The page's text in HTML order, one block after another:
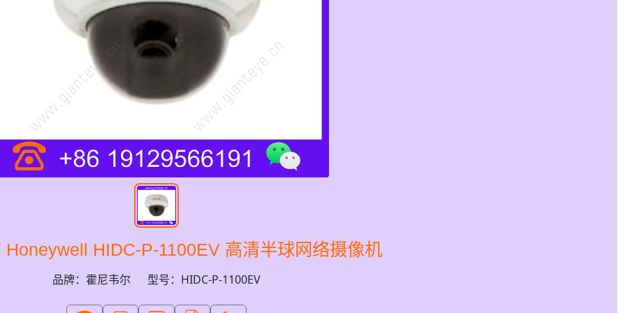
Honeywell HIDC-P-1100EV 高清半球网络摄像机
品牌：霍尼韦尔 型号：HIDC-P-1100EV